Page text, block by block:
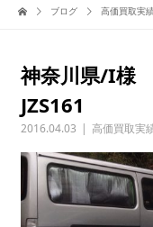
ブログ 高価買取実
神奈川県/I様
JZS161
2016.04.03 高価買取実